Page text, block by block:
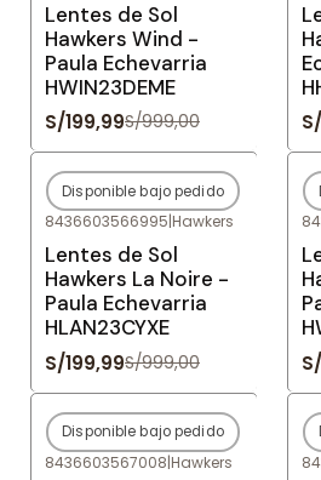
Lentes de Sol
Hawkers Wind -
Paula Echevarria
HWIN23DEME
S/199,99S/999,00
-80%OFF
Agotado
Disponible bajo pedido
8436603566995|Hawkers
Lentes de Sol
Hawkers La Noire -
Paula Echevarria
HLAN23CYXE
S/199,99S/999,00
-80%OFF
Agotado
Disponible bajo pedido
8436603567008|Hawkers